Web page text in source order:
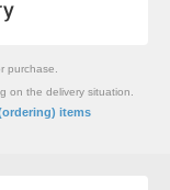
purchase.
on the delivery situation.
items